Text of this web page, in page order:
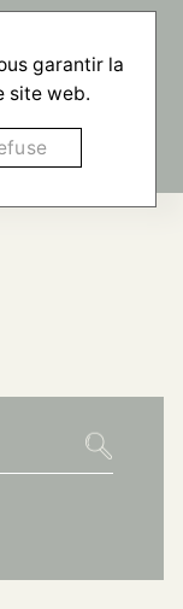
garantir la
site web.